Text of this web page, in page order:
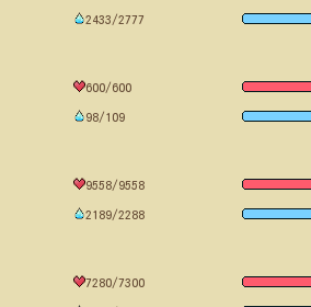
2433/2777
600/600
98/109
9558/9558
2189/2288
7280/7300